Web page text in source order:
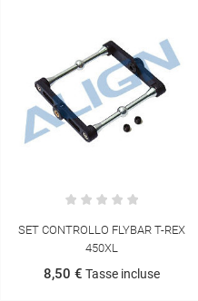
SET CONTROLLO FLYBAR T-REX
450XL
8,50 € Tasse incluse